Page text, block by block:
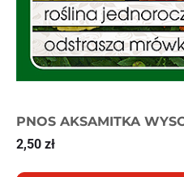
PNOS AKSAMITKA
2,50 zł